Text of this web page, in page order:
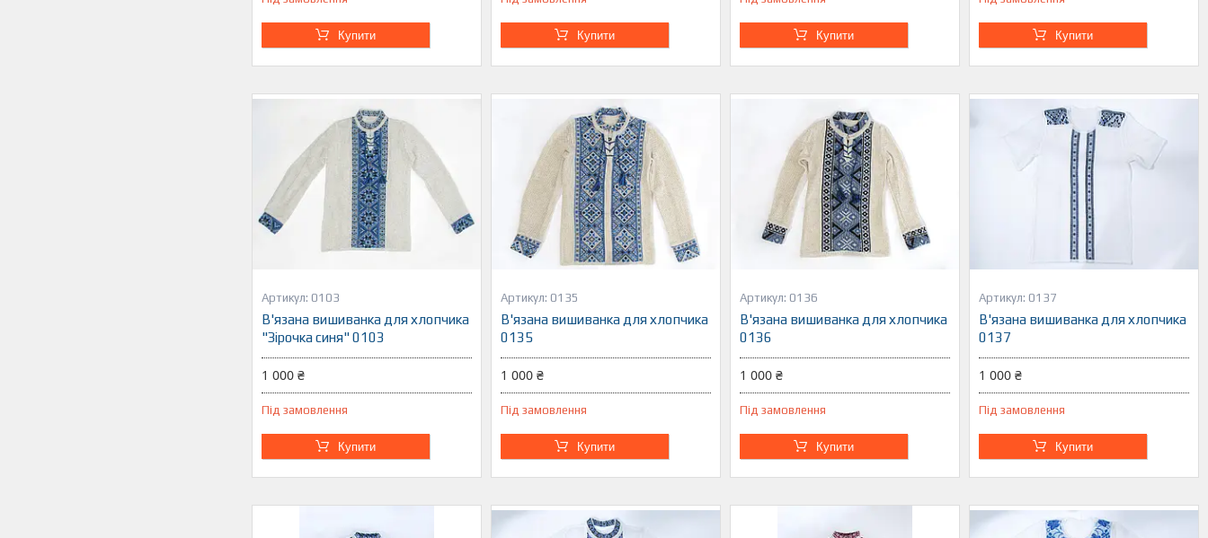
Купити Купити Купити Купити
0103
В'язана вишиванка для хлопчика
"Зірочка синя" 0103
1 000 ₴
Під замовлення
Купити
0135
В'язана вишиванка для хлопчика
0135
1 000 ₴
Під замовлення
Купити
0136
В'язана вишиванка для хлопчика
0136
1 000 ₴
Під замовлення
Купити
0137
В'язана вишиванка для хлопчика
0137
1 000 ₴
Під замовлення
Купити